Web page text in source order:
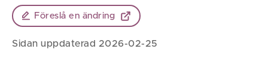
Föreslå en ändring
Sidan uppdaterad 2026-02-25